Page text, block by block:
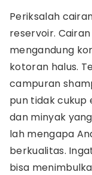
Periksalah
reservoir.
mengandung
kotoran halus.
campuran
pun tidak
dan minyak
lah mengapa
berkualitas.
bisa